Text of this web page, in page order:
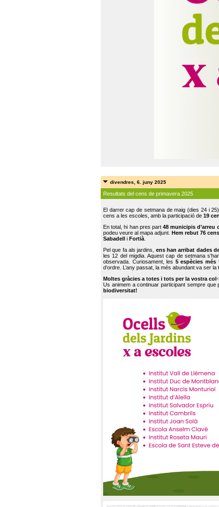
divendres, 6. juny 2025
Resultats del cens de primavera 2025
El darrer cap de setmana de maig (dies 24 i
cens a les escoles, amb la participació de 19
En total, hi han pres part48 municipis d’arreu
podeu veure al mapa adjunt. Hem rebut 76
Sabadell
i Fortià.
Pel que fa als jardins, ens han arribat dades
les 12 del migdia. Aquest cap de setmana
observada. Curiosament, les 5 espècies més
d’ordre. L’any passat, la més abundant va ser la
Moltes gràcies a totes i tots per la vostra
Us animem a continuar participant sempre que
biodiversitat!